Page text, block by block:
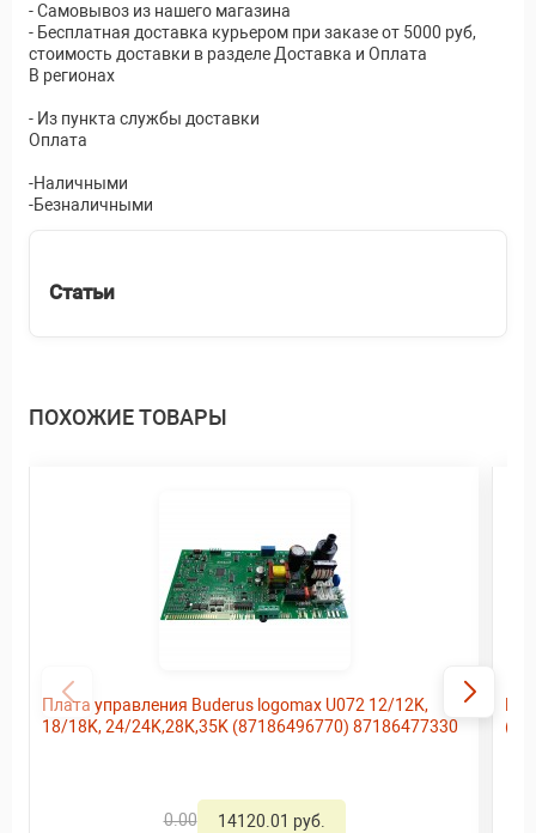
- Самовывоз из нашего магазина
- Бесплатная доставка курьером при заказе от 5000 руб,
стоимость доставки в разделе Доставка и Оплата
В регионах
- Из пункта службы доставки
Оплата
-Наличными
-Безналичными
Статьи
ПОХОЖИЕ ТОВАРЫ
Плата управления Buderus logomax U072 12/12K,
18/18K, 24/24K,28K,35K (87186496770) 87186477330
0.00 14120.01 руб.